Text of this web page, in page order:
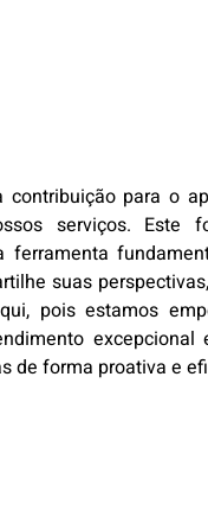
contribuição para o
serviços. Este
ferramenta
suas
pois estamos
excepcional
de forma proativa e